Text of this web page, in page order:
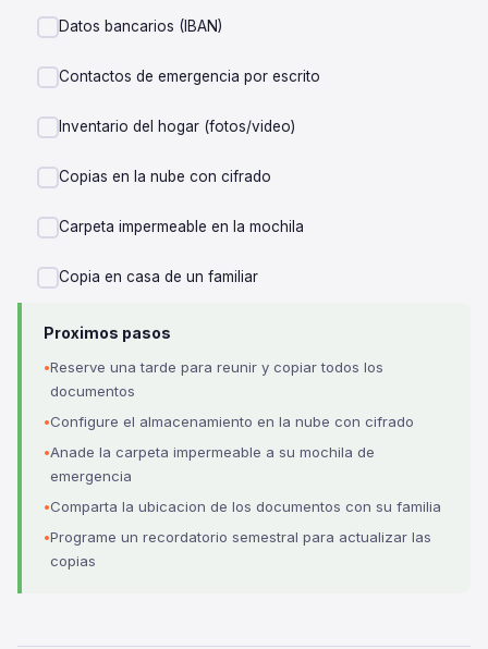
Datos bancarios (IBAN)
Contactos de emergencia por escrito
Inventario del hogar (fotos/video)
Copias en la nube con cifrado
Carpeta impermeable en la mochila
Copia en casa de un familiar
Proximos pasos
Reserve una tarde para reunir y copiar todos los
documentos
Configure el almacenamiento en la nube con cifrado
Anade la carpeta impermeable a su mochila de
emergencia
Comparta la ubicacion de los documentos con su familia
Programe un recordatorio semestral para actualizar las
copias